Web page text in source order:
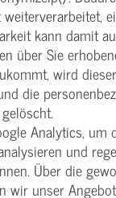
kann damit
über Sie
wird
die
Analytics, um
und
Über die
wir unser